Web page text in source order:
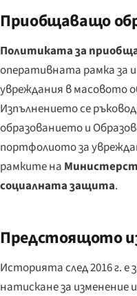
Приобщаващо
Политиката за
оперативната рамка за
увреждания в масовото
Изпълнението се
образованието и
портфолиото за
рамките на
социалната защита.
Предстоящото
Историята след 2016 г.
натискане за изменение